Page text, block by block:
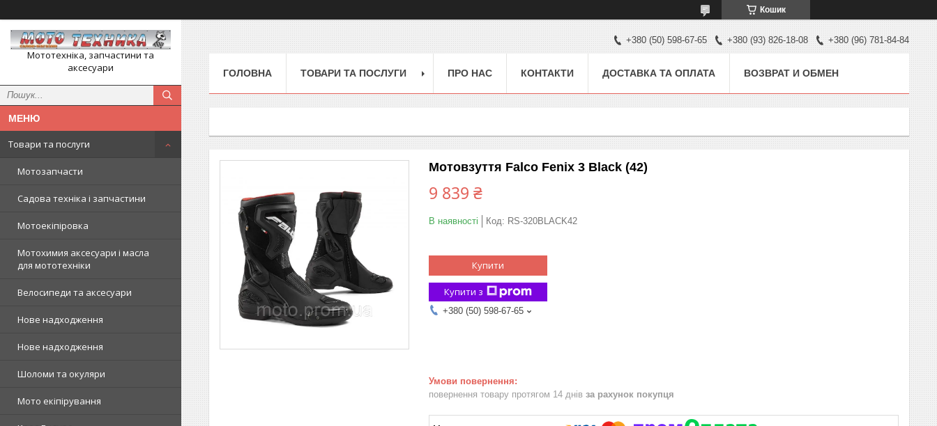
Кошик
Мототехніка, запчастини та
аксесуари
Товари та послуги
Мотозапчасти
Садова техніка і запчастини
Мотоекіпіровка
Мотохимия аксесуари і масла
для мототехніки
Велосипеди та аксесуари
Нове надходження
Нове надходження
Шоломи та окуляри
Мото екіпірування
+380 (50) 598-67-65 +380 (93) 826-18-08 +380 (96) 781-84-84
ГОЛОВНА ТОВАРИ ТА ПОСЛУГИ ПРО НАС КОНТАКТИ ДОСТАВКА ТА ОПЛАТА ВОЗВРАТ И ОБМЕН
Мотовзуття Falco Fenix 3 Black (42)
9 839 ₴
В наявності Код: RS-320BLACK42
Купити
Купити з
+380 (50) 598-67-65
повернення товару протягом 14 днів за рахунок покупця